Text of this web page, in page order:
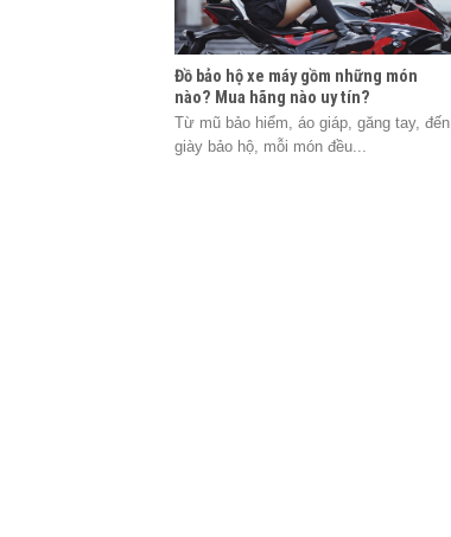
Đồ bảo hộ xe máy gồm những món
nào? Mua hãng nào uy tín?
Từ mũ bảo hiểm, áo giáp, găng tay, đến
giày bảo hộ, mỗi món đều...